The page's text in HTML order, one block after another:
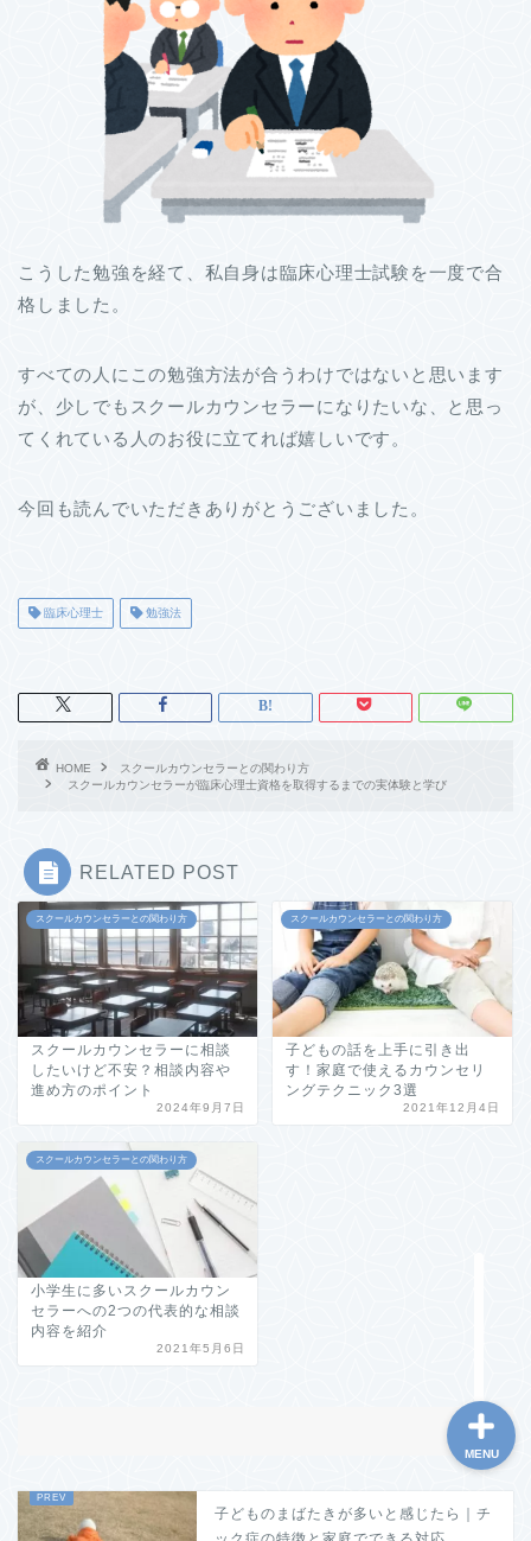
こうした勉強を経て、私自身は臨床心理士試験を一度で合
格しました。
すべての人にこの勉強方法が合うわけではないと思います
が、少しでもスクールカウンセラーになりたいな、と思っ
てくれている人のお役に立てれば嬉しいです。
今回も読んでいただきありがとうございました。
臨床心理士 勉強法
HOME
スクールカウンセラーとの関わり方
スクールカウンセラーが臨床心理士資格を取得するまでの実体験と学び
RELATED POST
スクールカウンセラーとの関わり方
スクールカウンセラーに相談
したいけど不安？相談内容や
進め方のポイント
2024年9月7日
スクールカウンセラーとの関わり方
子どもの話を上手に引き出
す！家庭で使えるカウンセリ
ングテクニック3選
2021年12月4日
スクールカウンセラーとの関わり方
小学生に多いスクールカウン
セラーへの2つの代表的な相談
内容を紹介
2021年5月6日
子どものまばたきが多いと感じたら｜チ
MENU